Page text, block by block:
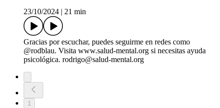
23/10/2024
21 min
Gracias por escuchar, puedes seguirme en redes como
@rodblau. Visita www.salud-mental.org si necesitas ayuda
psicológica. rodrigo@salud-mental.org
1